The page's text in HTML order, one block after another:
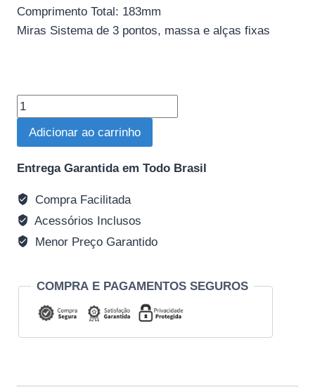
Comprimento Total: 183mm
Miras Sistema de 3 pontos, massa e alças fixas
Pistola
TAURUS
58HC
quantidade
Adicionar ao carrinho
Entrega Garantida em Todo Brasil
Compra Facilitada
Acessórios Inclusos
Menor Preço Garantido
COMPRA E PAGAMENTOS SEGUROS